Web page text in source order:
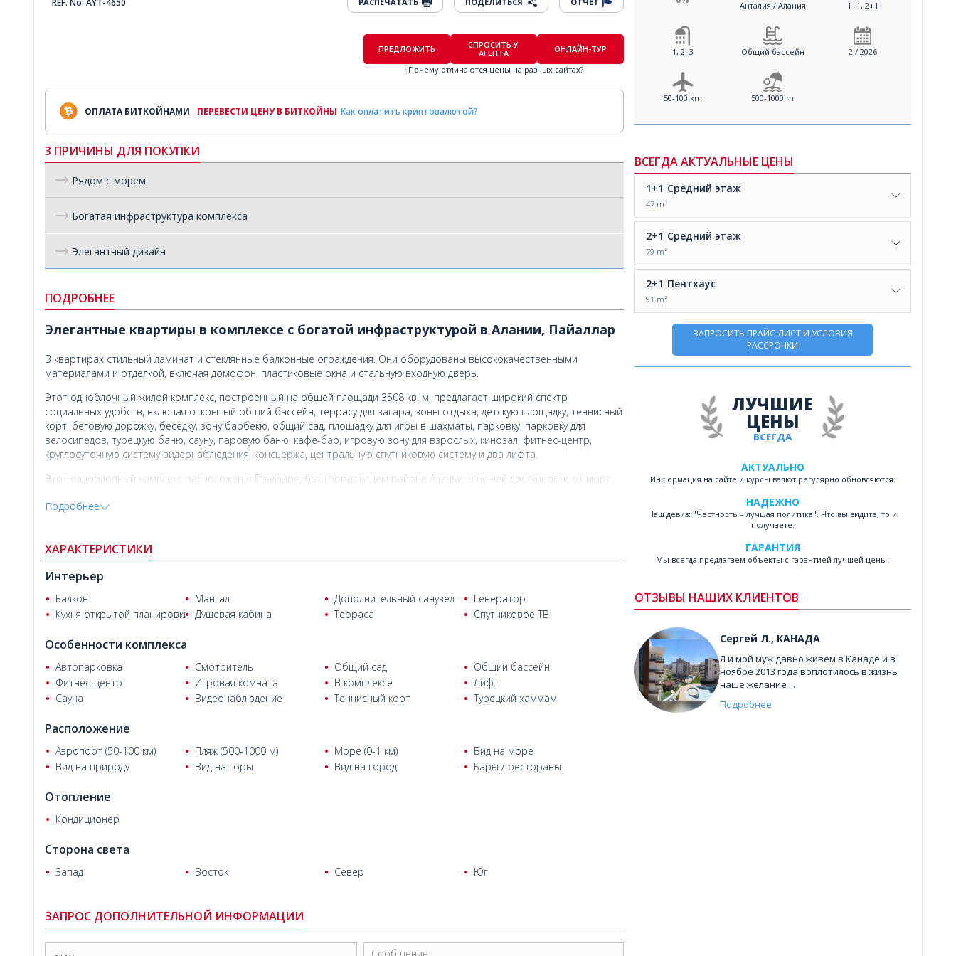
ПРЕДЛОЖИТЬ
СПРОСИТЬ У
АГЕНТА
ОНЛАЙН-ТУР
Почему отличаются цены на разных сайтах?
ОПЛАТА БИТКОЙНАМИ ПЕРЕВЕСТИ ЦЕНУ В БИТКОЙНЫ Как оплатить криптовалютой?
Анталия / Алания 1+1, 2+1
1, 2, 3 Общий бассейн 2 / 2026
50-100 km 500-1000 m
ВСЕГДА АКТУАЛЬНЫЕ ЦЕНЫ
1+1 Средний этаж
47 m²
2+1 Средний этаж
79 m²
2+1 Пентхаус
91 m²
ЗАПРОСИТЬ ПРАЙС-ЛИСТ И УСЛОВИЯ
РАССРОЧКИ
3 ПРИЧИНЫ ДЛЯ ПОКУПКИ
Рядом с морем
Богатая инфраструктура комплекса
Элегантный дизайн
ПОДРОБНЕЕ
Элегантные квартиры в комплексе с богатой инфраструктурой в Алании, Пайаллар
В квартирах стильный ламинат и стеклянные балконные ограждения. Они оборудованы высококачественными
материалами и отделкой, включая домофон, пластиковые окна и стальную входную дверь.
Этот одноблочный жилой комплекс, построенный на общей площади 3508 кв. м, предлагает широкий спектр
социальных удобств, включая открытый общий бассейн, террасу для загара, зоны отдыха, детскую площадку, теннисный
корт, беговую дорожку, беседку, зону барбекю, общий сад, площадку для игры в шахматы, парковку, парковку для
велосипедов, турецкую баню, сауну, паровую баню, кафе-бар, игровую зону для взрослых, кинозал, фитнес-центр,
круглосуточную систему видеонаблюдения, консьержа, центральную спутниковую систему и два лифта.
Этот одноблочный комплекс расположен в Паялларе, быстрорастущем районе Аланьи, в пешей доступности от моря.
Квартиры на продажу в Аланье
Подробнее
ХАРАКТЕРИСТИКИ
Интерьер
Балкон Мангал Дополнительный санузел
Генератор
Кухня открытой планировки Душевая кабина Терраса Спутниковое ТВ
Особенности комплекса
Автопарковка Смотритель Общий сад
Общий бассейн
Фитнес-центр
Игровая комната В комплексе
Лифт
Сауна
Видеонаблюдение Теннисный корт Турецкий хаммам
Расположение
Аэропорт (50-100 км) Пляж (500-1000 м) Море (0-1 км)
Вид на море
Вид на природу
Вид на горы Вид на город Бары / рестораны
Отопление
Кондиционер
Сторона света
Запад Восток Север Юг
ВСЕГДА
ЛУЧШИЕ
ЦЕНЫ
АКТУАЛЬНО
Информация на сайте и курсы валют регулярно обновляются.
НАДЕЖНО
Наш девиз: "Честность – лучшая политика". Что вы видите, то и
получаете.
ГАРАНТИЯ
Мы всегда предлагаем объекты с гарантией лучшей цены.
ОТЗЫВЫ НАШИХ КЛИЕНТОВ
Сергей Л., КАНАДА
Я и мой муж давно живем в Канаде и в
ноябре 2013 года воплотилось в жизнь
наше желание ...
Подробнее
ЗАПРОС ДОПОЛНИТЕЛЬНОЙ ИНФОРМАЦИИ